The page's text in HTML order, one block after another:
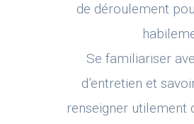
de déroulement
Se familiariser
d’entretien et
renseigner utilement